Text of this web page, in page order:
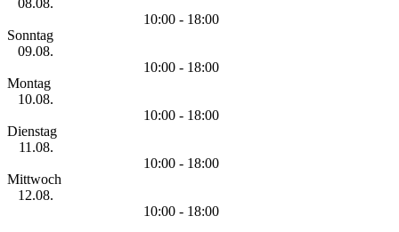
10:00 - 18:00
Sonntag
09.08.
10:00 - 18:00
Montag
10.08.
10:00 - 18:00
Dienstag
11.08.
10:00 - 18:00
Mittwoch
12.08.
10:00 - 18:00